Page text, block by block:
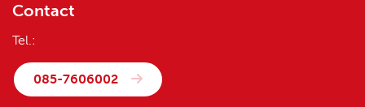
Contact
Tel.:
085-7606002